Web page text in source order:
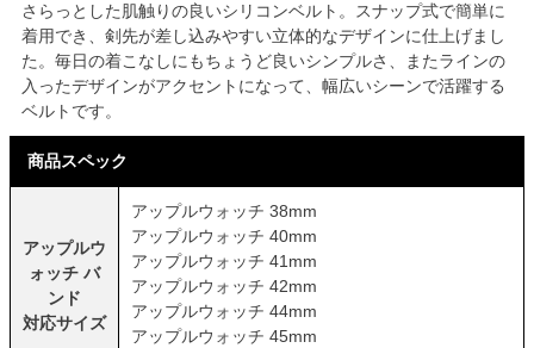
さらっとした肌触りの良いシリコンベルト。スナップ式で簡単に
着用でき、剣先が差し込みやすい立体的なデザインに仕上げまし
た。毎日の着こなしにもちょうど良いシンプルさ、またラインの
入ったデザインがアクセントになって、幅広いシーンで活躍する
ベルトです。
商品スペック
アップルウ
ォッチ バ
ンド
対応サイズ
アップルウォッチ 38mm
アップルウォッチ 40mm
アップルウォッチ 41mm
アップルウォッチ 42mm
アップルウォッチ 44mm
アップルウォッチ 45mm